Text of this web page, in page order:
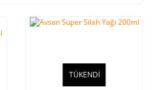
TÜKENDİ